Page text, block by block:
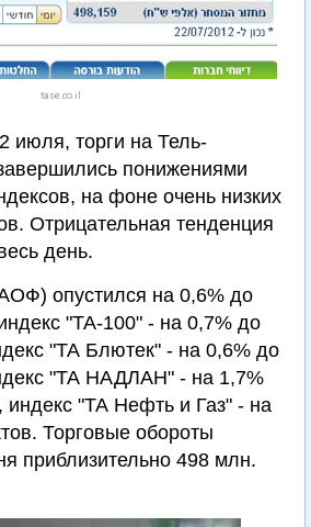
tase.co.il
июля, торги на Тель-
понижениями
на фоне очень низких
Отрицательная тенденция
день.
опустился на 0,6% до
"ТА-100" - на 0,7% до
"ТА Блютек" - на 0,6% до
"ТА НАДЛАН" - на 1,7%
индекс "ТА Нефть и Газ" - на
Торговые обороты
приблизительно 498 млн.